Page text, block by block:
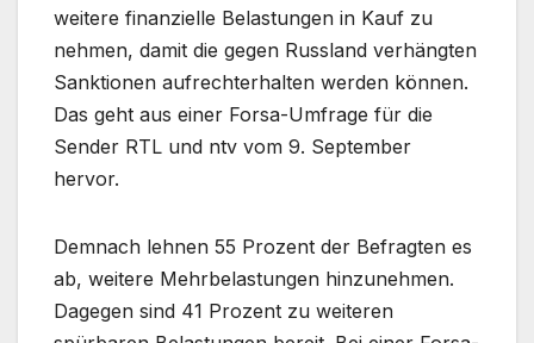
weitere finanzielle Belastungen in Kauf zu
nehmen, damit die gegen Russland verhängten
Sanktionen aufrechterhalten werden können.
Das geht aus einer Forsa-Umfrage für die
Sender RTL und ntv vom 9. September
hervor.
Demnach lehnen 55 Prozent der Befragten es
ab, weitere Mehrbelastungen hinzunehmen.
Dagegen sind 41 Prozent zu weiteren